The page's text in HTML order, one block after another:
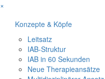
×
Konzepte & Köpfe
Leitsatz
IAB-Struktur
IAB in 60 Sekunden
Neue Therapieansätze